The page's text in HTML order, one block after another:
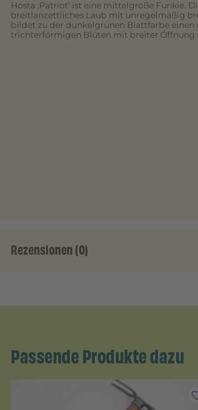
Hosta ‚Patriot‘ ist eine mittelgroße Funkie.
breitlanzettliches Laub mit unregelmäßig
bildet zu der dunkelgrünen Blattfarbe einen
trichterförmigen Blüten mit breiter Öffnung
Rezensionen (0)
Passende Produkte dazu